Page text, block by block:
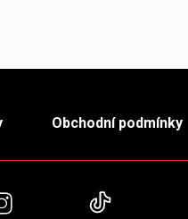
Obchodní podmínky
Instagram